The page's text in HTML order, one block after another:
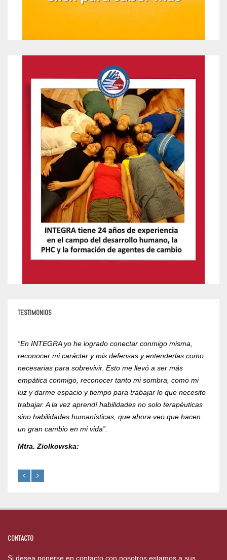
TESTIMONIOS
“En INTEGRA yo he logrado conectar conmigo misma,
reconocer mi carácter y mis defensas y entenderlas como
necesarias para sobrevivir. Esto me llevó a ser más
empática conmigo, reconocer tanto mi sombra, como mi
luz y darme espacio y tiempo para trabajar lo que necesito
trabajar. A la vez aprendí habilidades no solo terapéuticas
sino habilidades humanísticas, que ahora veo que hacen
un gran cambio en mi vida”.
Mtra. Ziolkowska:
CONTACTO
Si desea ponerse en contacto con nosotros estamos a sus